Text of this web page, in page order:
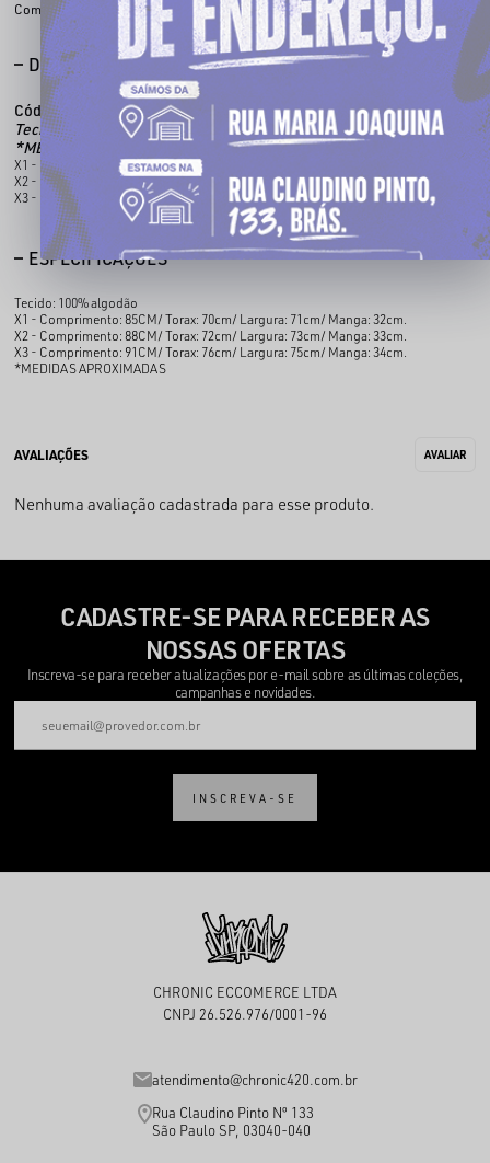
Compartilhe:
DESCRIÇÃO COMPLETA
Código identificador (SKU): 100979014
Tecido:100% algodão
*MEDIDAS APROXIMADAS
X1 - Comprimento: 85CM/ Torax: 70cm/ Largura: 71cm/ Manga: 32cm.
X2 - Comprimento: 88CM/ Torax: 72cm/ Largura: 73cm/ Manga: 33cm.
X3 - Comprimento: 91CM/ Torax: 76cm/ Largura: 75cm/ Manga: 34cm.
ESPECIFICAÇÕES
Tecido: 100% algodão
X1 - Comprimento: 85CM/ Torax: 70cm/ Largura: 71cm/ Manga: 32cm.
X2 - Comprimento: 88CM/ Torax: 72cm/ Largura: 73cm/ Manga: 33cm.
X3 - Comprimento: 91CM/ Torax: 76cm/ Largura: 75cm/ Manga: 34cm.
*MEDIDAS APROXIMADAS
Nenhuma avaliação cadastrada para esse produto.
CADASTRE-SE PARA RECEBER AS
NOSSAS OFERTAS
Inscreva-se para receber atualizações por e-mail sobre as últimas coleções,
campanhas e novidades.
INSCREVA-SE
CHRONIC ECCOMERCE LTDA
CNPJ 26.526.976/0001-96
atendimento@chronic420.com.br
Rua Claudino Pinto Nº 133
São Paulo SP, 03040-040